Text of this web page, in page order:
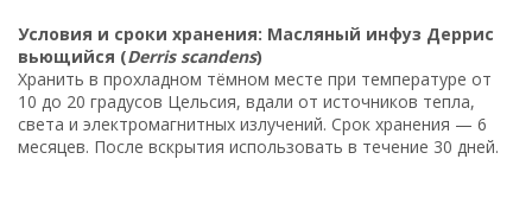
Условия и сроки хранения: Масляный инфуз Деррис
вьющийся (Derris scandens)
Хранить в прохладном тёмном месте при температуре от
10 до 20 градусов Цельсия, вдали от источников тепла,
света и электромагнитных излучений. Срок хранения — 6
месяцев. После вскрытия использовать в течение 30 дней.